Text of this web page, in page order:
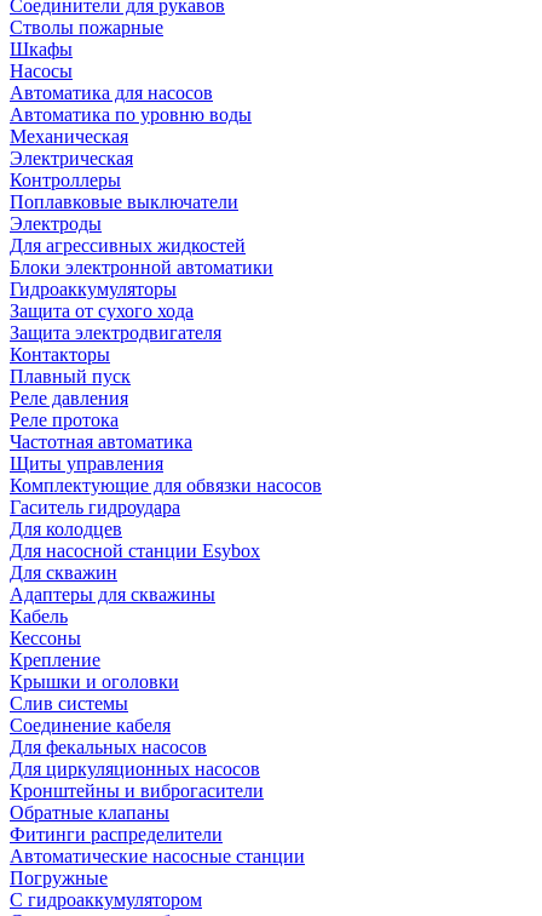
Соединители для рукавов
Стволы пожарные
Шкафы
Насосы
Автоматика для насосов
Автоматика по уровню воды
Механическая
Электрическая
Контроллеры
Поплавковые выключатели
Электроды
Для агрессивных жидкостей
Блоки электронной автоматики
Гидроаккумуляторы
Защита от сухого хода
Защита электродвигателя
Контакторы
Плавный пуск
Реле давления
Реле протока
Частотная автоматика
Щиты управления
Комплектующие для обвязки насосов
Гаситель гидроудара
Для колодцев
Для насосной станции Esybox
Для скважин
Адаптеры для скважины
Кабель
Кессоны
Крепление
Крышки и оголовки
Слив системы
Соединение кабеля
Для фекальных насосов
Для циркуляционных насосов
Кронштейны и виброгасители
Обратные клапаны
Фитинги распределители
Автоматические насосные станции
Погружные
С гидроаккумулятором